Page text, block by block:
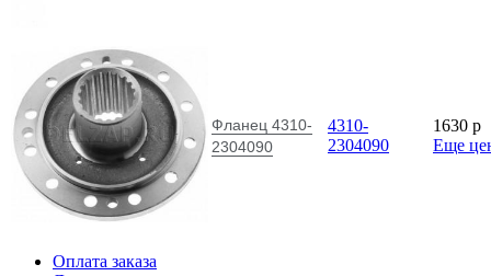
Фланец 4310-
2304090
4310-
2304090
1630 p
Еще
Оплата заказа